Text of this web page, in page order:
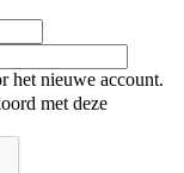
het nieuwe account.
met deze